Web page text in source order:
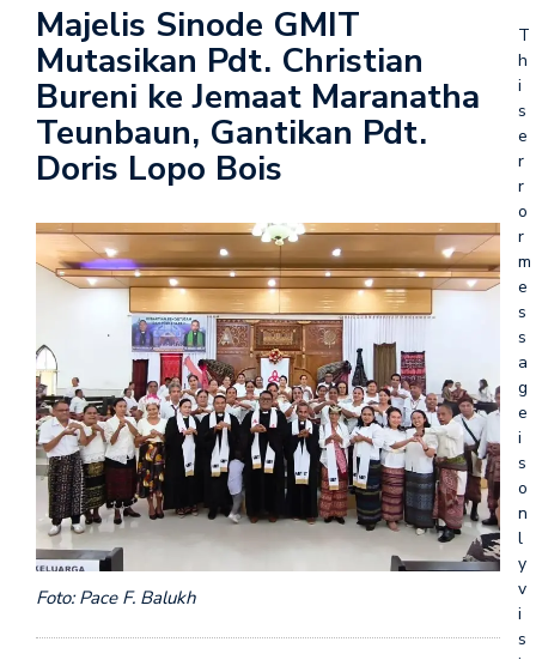
Majelis Sinode GMIT
Mutasikan Pdt. Christian
Bureni ke Jemaat Maranatha
Teunbaun, Gantikan Pdt.
Doris Lopo Bois
Foto: Pace F. Balukh
T
h
i
s
e
r
r
o
r
m
e
s
s
a
g
e
i
s
o
n
l
y
v
i
s